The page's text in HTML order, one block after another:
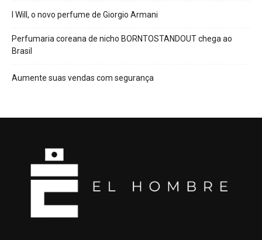
I Will, o novo perfume de Giorgio Armani
Perfumaria coreana de nicho BORNTOSTANDOUT chega ao
Brasil
Aumente suas vendas com segurança